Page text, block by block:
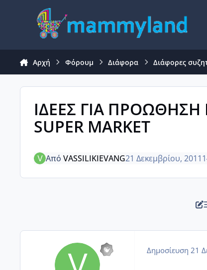
Μετάβαση σε περιεχόμενο
Αρχή Φόρουμ Διάφορα Διάφορες
ΙΔΕΕΣ ΓΙΑ
SUPER MARKET
ΑπόVASSILIKIEVANG21 Δεκεμβρίου, 2011
Δημοσίευση 21